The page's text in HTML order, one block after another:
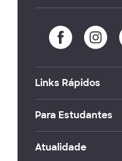
Links Rápidos
Para Estudantes
Atualidade